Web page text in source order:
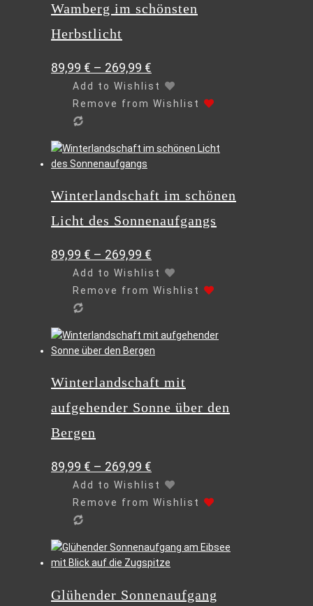
weist
Varianten
Die
Optionen
können
Produktseite
gewählt
Wamberg im schönsten
Herbstlicht
89,99 € – 269,99 €
Add to Wishlist
Remove from Wishlist
Dieses
Produkt
mehrere
auf.
Optionen
können
Produktseite
gewählt
werden
Winterlandschaft im schönen
Licht des Sonnenaufgangs
89,99 € – 269,99 €
Add to Wishlist
Remove from Wishlist
Dieses
Produkt
mehrere
auf.
Die
Optionen
auf
Produktseite
gewählt
Winterlandschaft mit
aufgehender Sonne über den
Bergen
89,99 € – 269,99 €
Add to Wishlist
Remove from Wishlist
Dieses
Produkt
mehrere
Glühender Sonnenaufgang